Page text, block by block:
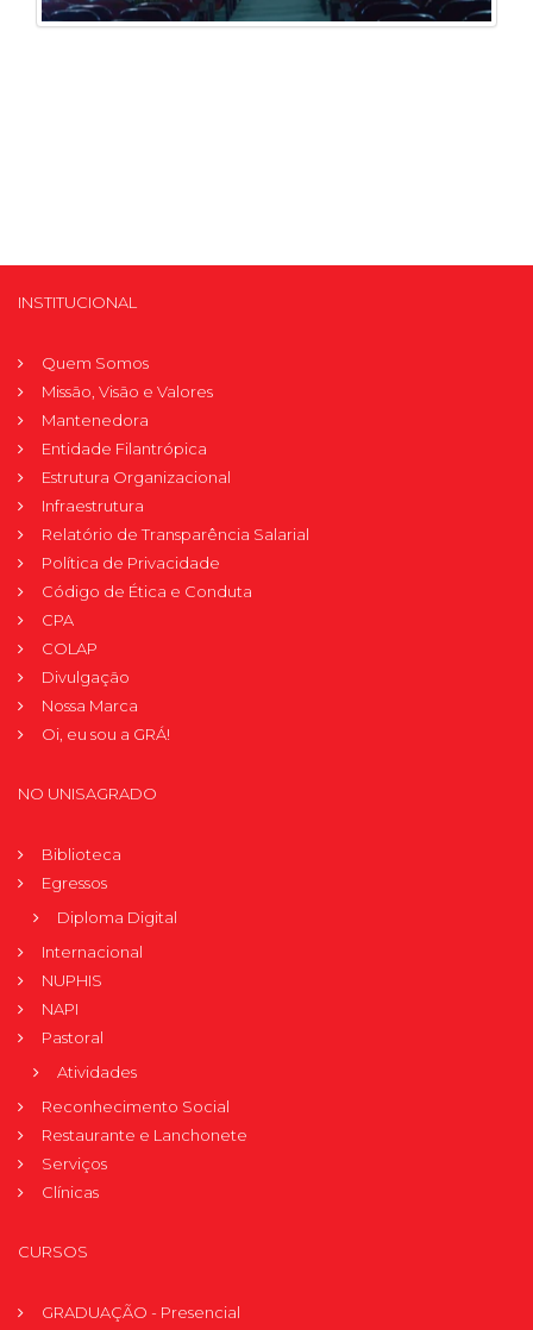
INSTITUCIONAL
Quem Somos
Missão, Visão e Valores
Mantenedora
Entidade Filantrópica
Estrutura Organizacional
Infraestrutura
Relatório de Transparência Salarial
Política de Privacidade
Código de Ética e Conduta
CPA
COLAP
Divulgação
Nossa Marca
Oi, eu sou a GRÁ!
NO UNISAGRADO
Biblioteca
Egressos
Diploma Digital
Internacional
NUPHIS
NAPI
Pastoral
Atividades
Reconhecimento Social
Restaurante e Lanchonete
Serviços
Clínicas
CURSOS
GRADUAÇÃO - Presencial